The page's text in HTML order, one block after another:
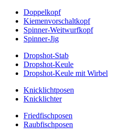
Doppelkopf
Kiemenvorschaltkopf
Spinner-Weitwurfkopf
Spinner-Jig
Dropshot-Stab
Dropshot-Keule
Dropshot-Keule mit Wirbel
Knicklichtposen
Knicklichter
Friedfischposen
Raubfischposen